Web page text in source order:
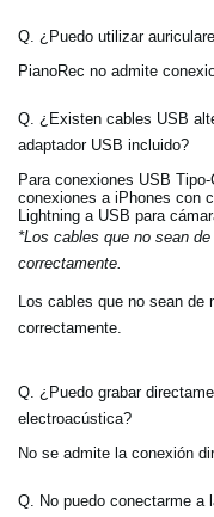
Q. ¿Puedo utilizar
PianoRec no admite
Q. ¿Existen cables USB
adaptador USB incluido?
Para conexiones USB
conexiones a iPhones con
Lightning a USB para
*Los cables que no sean
correctamente.
Los cables que no sean de
correctamente.
Q. ¿Puedo grabar
electroacústica?
No se admite la conexión
Q. No puedo conectarme a